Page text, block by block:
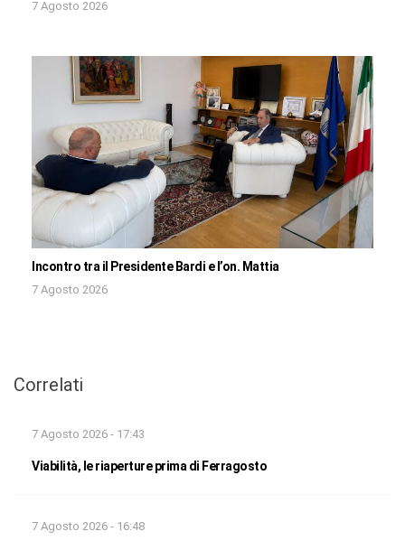
7 Agosto 2026
Incontro tra il Presidente Bardi e l’on. Mattia
7 Agosto 2026
Correlati
7 Agosto 2026 - 17:43
Viabilità, le riaperture prima di Ferragosto
7 Agosto 2026 - 16:48